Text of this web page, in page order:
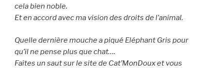
cela bien noble.
Et en accord avec ma vision des droits de l’animal.
Quelle dernière mouche a piqué Eléphant Gris pour
qu’il ne pense plus que chat….
Faîtes un saut sur le site de Cat’MonDoux et vous